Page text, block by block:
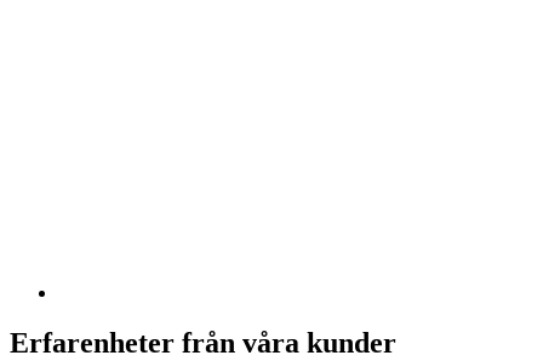
Erfarenheter från våra kunder